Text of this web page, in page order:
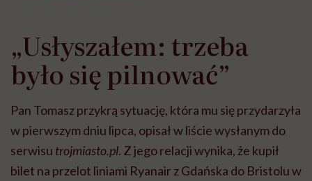
„Usłyszałem: trzeba
było się pilnować”
Pan Tomasz przykrą sytuację, która mu się przydarzyła
w pierwszym dniu lipca, opisał w liście wysłanym do
serwisu trojmiasto.pl. Z jego relacji wynika, że kupił
bilet na przelot liniami Ryanair z Gdańska do Bristolu w